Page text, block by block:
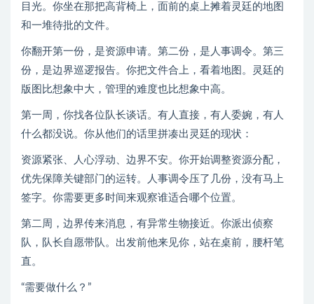
目光。你坐在那把高背椅上，面前的桌上摊着灵廷的地图
和一堆待批的文件。
你翻开第一份，是资源申请。第二份，是人事调令。第三
份，是边界巡逻报告。你把文件合上，看着地图。灵廷的
版图比想象中大，管理的难度也比想象中高。
第一周，你找各位队长谈话。有人直接，有人委婉，有人
什么都没说。你从他们的话里拼凑出灵廷的现状：
资源紧张、人心浮动、边界不安。你开始调整资源分配，
优先保障关键部门的运转。人事调令压了几份，没有马上
签字。你需要更多时间来观察谁适合哪个位置。
第二周，边界传来消息，有异常生物接近。你派出侦察
队，队长自愿带队。出发前他来见你，站在桌前，腰杆笔
直。
“需要做什么？”